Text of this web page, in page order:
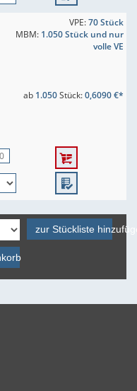
VPE:70 Stück
MBM: 1.050 Stück und nur
volle VE
ab 1.050Stück:0,6090 €*
zur Stückliste